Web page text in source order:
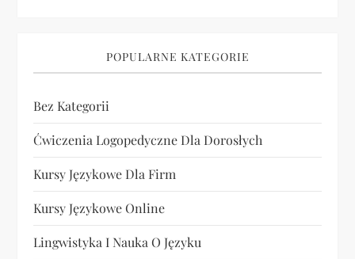
POPULARNE KATEGORIE
Bez Kategorii
Ćwiczenia Logopedyczne Dla Dorosłych
Kursy Językowe Dla Firm
Kursy Językowe Online
Lingwistyka I Nauka O Języku